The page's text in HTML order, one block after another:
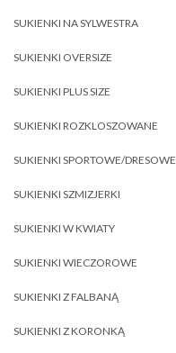
SUKIENKI NA SYLWESTRA
SUKIENKI OVERSIZE
SUKIENKI PLUS SIZE
SUKIENKI ROZKLOSZOWANE
SUKIENKI SPORTOWE/DRESOWE
SUKIENKI SZMIZJERKI
SUKIENKI W KWIATY
SUKIENKI WIECZOROWE
SUKIENKI Z FALBANĄ
SUKIENKI Z KORONKĄ